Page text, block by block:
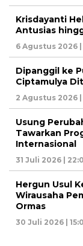
Krisdayanti
Antusias
6 Agustus 2026 |
Dipanggil ke
Ciptamulya
2 Agustus 2026 |
Usung
Tawarkan
Internasional
31 Juli 2026 |
Hergun Usul
Wirausaha
Ormas
30 Juli 2026 |